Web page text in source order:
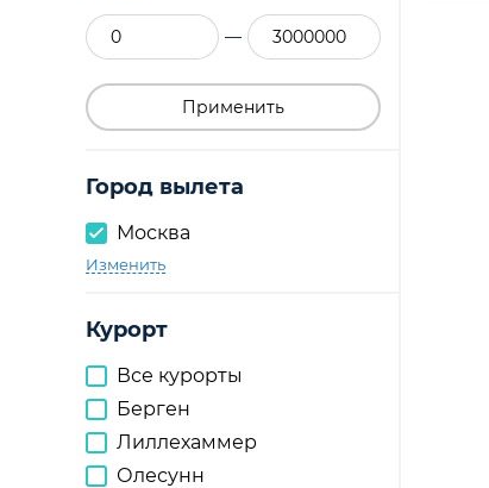
—
Применить
Город вылета
Москва
Изменить
Курорт
Все курорты
Берген
Лиллехаммер
Олесунн